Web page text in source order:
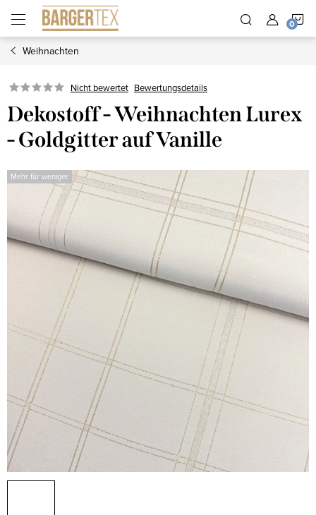
Inhalt
springen
Weihnachten
Nicht bewertet Bewertungsdetails
Dekostoff - Weihnachten Lurex
- Goldgitter auf Vanille
Mehr für weniger